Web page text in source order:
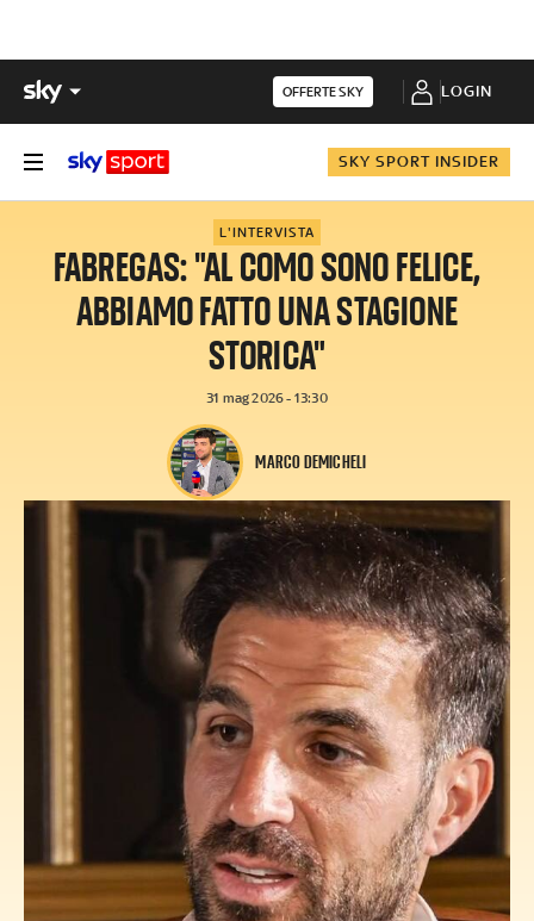
OFFERTE SKY LOGIN
SKY SPORT INSIDER
L'INTERVISTA
FABREGAS: "AL COMO SONO FELICE,
ABBIAMO FATTO UNA STAGIONE
STORICA"
31 mag 2026 - 13:30
MARCO DEMICHELI